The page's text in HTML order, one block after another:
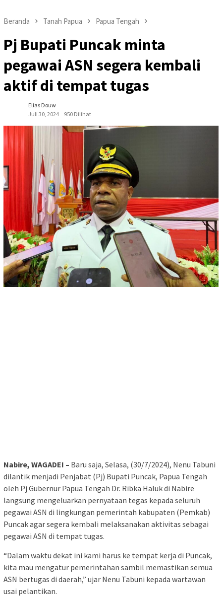
Beranda Tanah Papua Papua Tengah
Pj Bupati Puncak minta
pegawai ASN segera kembali
aktif di tempat tugas
Elias Douw
Juli 30, 2024
950 Dilihat
Nabire, WAGADEI – Baru saja, Selasa, (30/7/2024), Nenu Tabuni
dilantik menjadi Penjabat (Pj) Bupati Puncak, Papua Tengah
oleh Pj Gubernur Papua Tengah Dr. Ribka Haluk di Nabire
langsung mengeluarkan pernyataan tegas kepada seluruh
pegawai ASN di lingkungan pemerintah kabupaten (Pemkab)
Puncak agar segera kembali melaksanakan aktivitas sebagai
pegawai ASN di tempat tugas.
“Dalam waktu dekat ini kami harus ke tempat kerja di Puncak,
kita mau mengatur pemerintahan sambil memastikan semua
ASN bertugas di daerah,” ujar Nenu Tabuni kepada wartawan
usai pelantikan.